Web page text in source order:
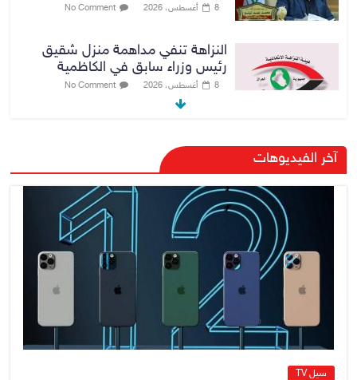
8 أغسطس، 2026 No Comment
النزاهة تنفي مداهمة منزل شقيق
رئيس وزراء سابق في الكاظمية
8 أغسطس، 2026 No Comment
رئيس حكومة إقليم كردستان مسرور
بارزاني ينفي ما يشاع عن وجود
عسكري أمريكي في بعض قواعد
الإقليم
8 أغسطس، 2026 No Comment
الدخيل يتابع ميدانياً سير العمل في
المشاريع الاستراتيجية بالموصل
ويشدد على ضرورة إنجازها
آخر الفيديوهات
سيل TV